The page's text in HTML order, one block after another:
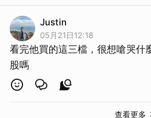
Justin
05月21日12:18
看完他買的這三檔，很想嗆哭什
股嗎
查看更多